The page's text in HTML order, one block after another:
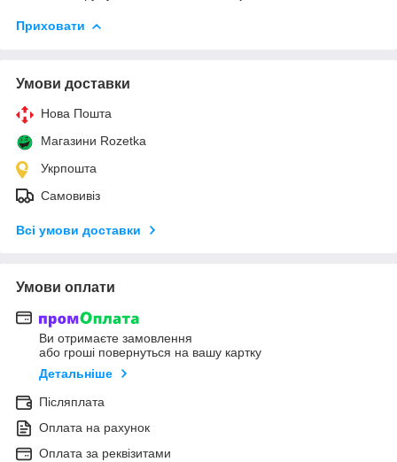
Приховати
Умови доставки
Нова Пошта
Магазини Rozetka
Укрпошта
Самовивіз
Всі умови доставки
Умови оплати
Ви отримаєте замовлення
або гроші повернуться на вашу картку
Детальніше
Післяплата
Оплата на рахунок
Оплата за реквізитами